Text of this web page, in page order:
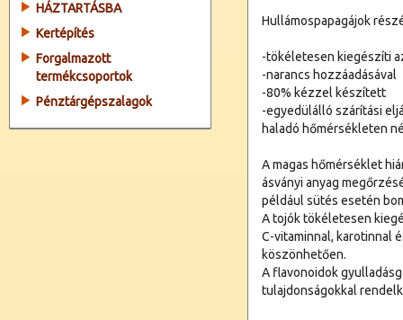
HÁZTARTÁSBA
Kertépítés
Forgalmazott
termékcsoportok
Pénztárgépszalagok
Hullámospapagájok
-tökéletesen kiegészíti
-narancs hozzáadásával
-80% kézzel készített
-egyedülálló szárítási
haladó hőmérsékleten
A magas hőmérséklet
ásványi anyag
például sütés esetén
A tojók tökéletesen
C-vitaminnal, karotinnal
köszönhetően.
A flavonoidok
tulajdonságokkal